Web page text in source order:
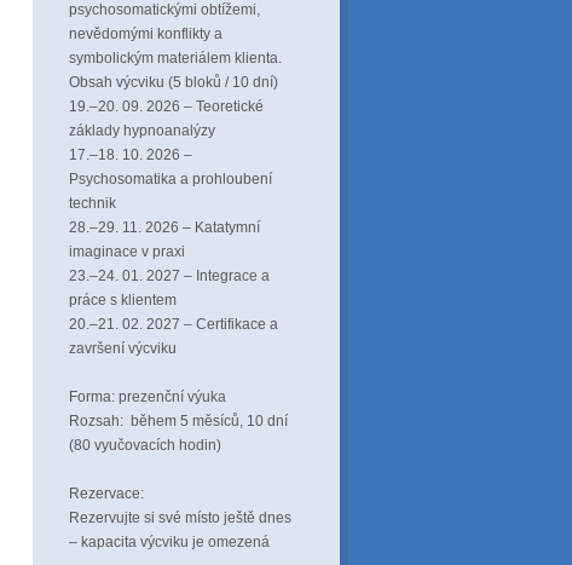
psychosomatickými obtížemi,
nevědomými konflikty a
symbolickým materiálem klienta.
Obsah výcviku (5 bloků / 10 dní)
19.–20. 09. 2026 – Teoretické
základy hypnoanalýzy
17.–18. 10. 2026 –
Psychosomatika a prohloubení
technik
28.–29. 11. 2026 – Katatymní
imaginace v praxi
23.–24. 01. 2027 – Integrace a
práce s klientem
20.–21. 02. 2027 – Certifikace a
završení výcviku
Forma: prezenční výuka
Rozsah: během 5 měsíců, 10 dní
(80 vyučovacích hodin)
Rezervace:
Rezervujte si své místo ještě dnes
– kapacita výcviku je omezená